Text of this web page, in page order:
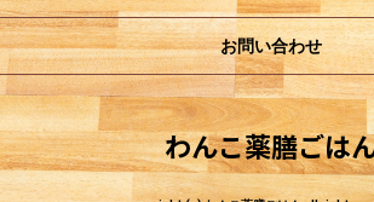
お問い合わせ
わんこ薬膳ごは